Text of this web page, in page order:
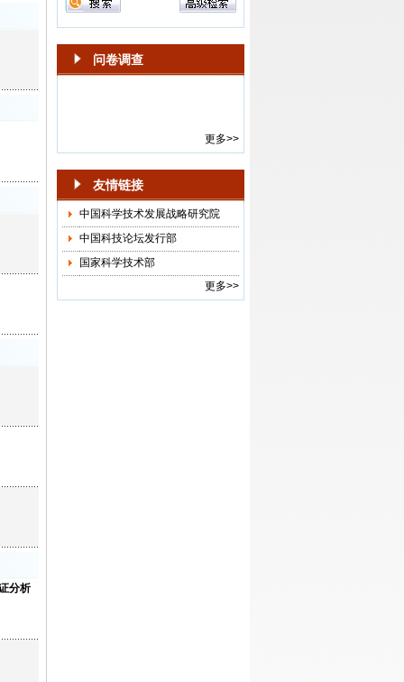
分析
坛》选题会在京召开
· 第15届《中国科技论坛》“面向中
国式现代化的科技创新”学术会议
通知
· “中国科技论坛·科技创新与供给
侧结构性改革”预通知
·
关于邀请参加“《中国科技论坛》
作者、审稿人和编辑座谈会”的函
(镇江、南京)
·
2015年《中国科技论坛》征集面
向我国“十三五”时期的管理学研
问卷调查
更多>>
友情链接
中国科学技术发展战略研究院
中国科技论坛发行部
国家科学技术部
更多>>